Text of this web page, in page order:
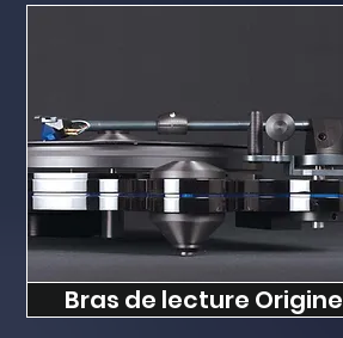
Bras de lecture Origine